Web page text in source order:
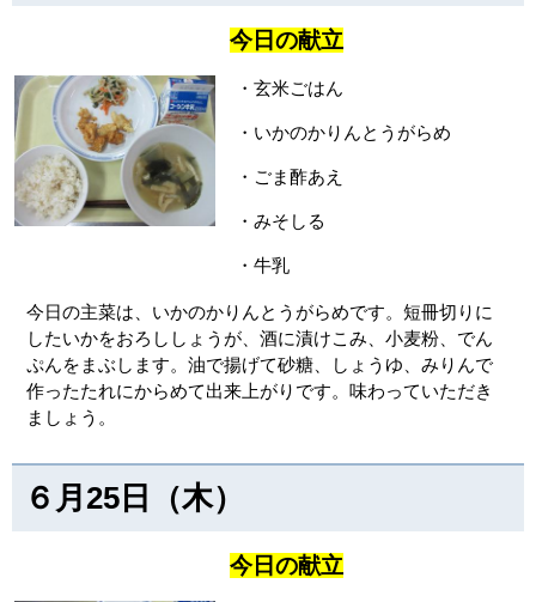
今日の献立
・玄米ごはん
・いかのかりんとうがらめ
・ごま酢あえ
・みそしる
・牛乳
今日の主菜は、いかのかりんとうがらめです。短冊切りに
したいかをおろししょうが、酒に漬けこみ、小麦粉、でん
ぷんをまぶします。油で揚げて砂糖、しょうゆ、みりんで
作ったたれにからめて出来上がりです。味わっていただき
ましょう。
６月25日（木）
今日の献立